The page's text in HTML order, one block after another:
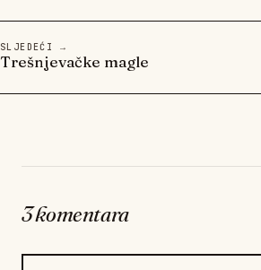
SLJEDEĆI →
Trešnjevačke magle
3 komentara